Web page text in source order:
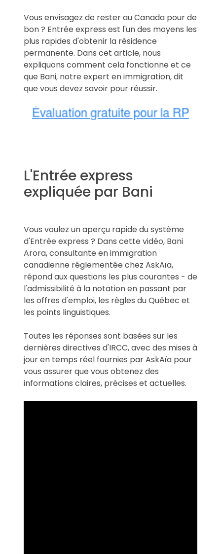
Vous envisagez de rester au Canada pour de
bon ? Entrée express est l'un des moyens les
plus rapides d'obtenir la résidence
permanente. Dans cet article, nous
expliquons comment cela fonctionne et ce
que Bani, notre expert en immigration, dit
que vous devez savoir pour réussir.
L'Entrée express
expliquée par Bani
Vous voulez un aperçu rapide du système
d'Entrée express ? Dans cette vidéo, Bani
Arora, consultante en immigration
canadienne réglementée chez AskAïa,
répond aux questions les plus courantes - de
l'admissibilité à la notation en passant par
les offres d'emploi, les règles du Québec et
les points linguistiques.
Toutes les réponses sont basées sur les
dernières directives d'IRCC, avec des mises à
jour en temps réel fournies par AskAïa pour
vous assurer que vous obtenez des
informations claires, précises et actuelles.